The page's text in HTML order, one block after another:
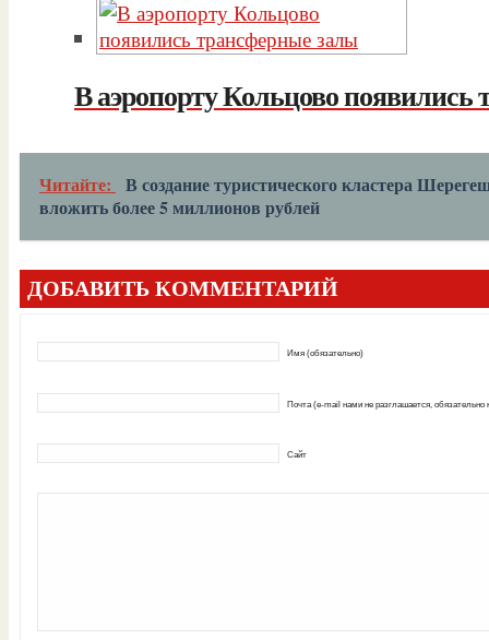
В аэропорту Кольцово
Читайте:
В создание туристического кластера
вложить более 5 миллионов рублей
ДОБАВИТЬ КОММЕНТАРИЙ
Имя (обязательно)
Почта (e-mail нами не разглашается, обязательно
Сайт